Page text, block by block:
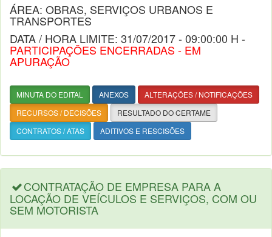
ÁREA: OBRAS, SERVIÇOS URBANOS E
TRANSPORTES
DATA / HORA LIMITE: 31/07/2017 - 09:00:00 H -
PARTICIPAÇÕES ENCERRADAS - EM
APURAÇÃO
MINUTA DO EDITAL ANEXOS
ALTERAÇÕES / NOTIFICAÇÕES
RECURSOS / DECISÕES
RESULTADO DO CERTAME
CONTRATOS / ATAS
ADITIVOS E RESCISÕES
CONTRATAÇÃO DE EMPRESA PARA A
LOCAÇÃO DE VEÍCULOS E SERVIÇOS, COM OU
SEM MOTORISTA